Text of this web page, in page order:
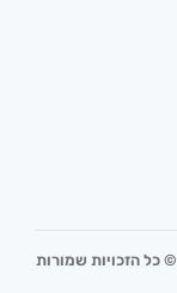
© כל הזכויות שמורות